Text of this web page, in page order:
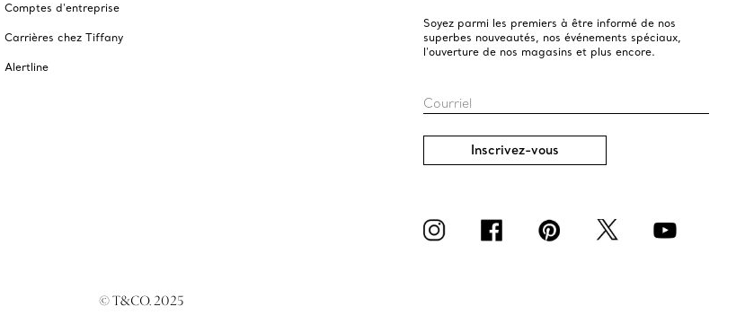
Comptes d’entreprise
Carrières chez Tiffany
Alertline
Soyez parmi les premiers à être informé de nos
superbes nouveautés, nos événements spéciaux,
l’ouverture de nos magasins et plus encore.
Courriel
Inscrivez-vous
© T&CO. 2025